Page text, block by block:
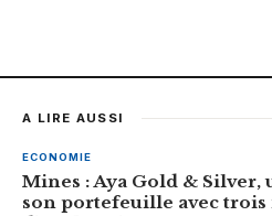
A LIRE AUSSI
ECONOMIE
Mines : Aya Gold & Silver,
son portefeuille avec trois